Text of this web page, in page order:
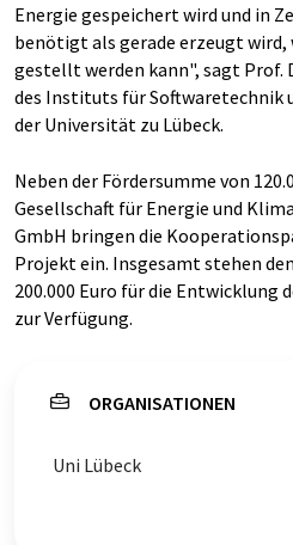
Energie gespeichert wird und in
benötigt als gerade erzeugt wird,
gestellt werden kann", sagt Prof.
des Instituts für Softwaretechnik
der Universität zu Lübeck.
Neben der Fördersumme von
Gesellschaft für Energie und
GmbH bringen die
Projekt ein. Insgesamt stehen
200.000 Euro für die Entwicklung
zur Verfügung.
ORGANISATIONEN
Uni Lübeck